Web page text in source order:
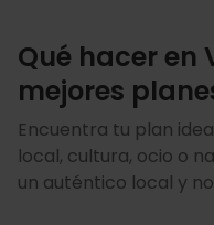
Qué hacer en
mejores
Encuentra tu plan
local, cultura, ocio o
un auténtico local y